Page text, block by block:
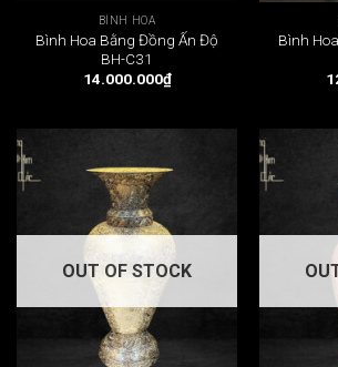
BÌNH HOA
Bình Hoa Bằng Đồng Ấn Độ
BH-C31
14.000.000₫
Bình
OUT OF STOCK